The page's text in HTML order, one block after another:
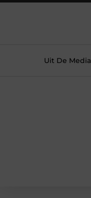
Uit De Media